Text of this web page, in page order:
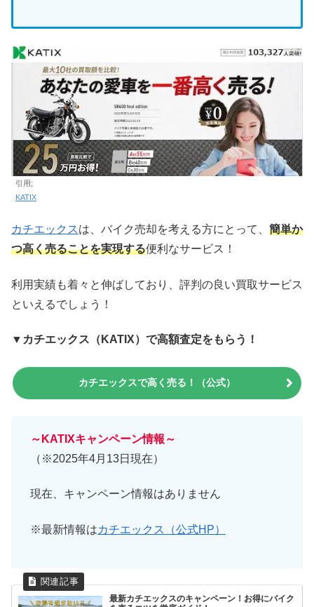
引用;
KATIX
カチエックスは、バイク売却を考える方にとって、 簡単か
つ高く売ることを実現する便利なサービス！
利用実績も着々と伸ばしており、評判の良い買取サービス
といえるでしょう！
▼カチエックス（KATIX）で高額査定をもらう！
カチエックスで高く売る！（公式）
～KATIXキャンペーン情報～
（※2025年4月13日現在）
現在、キャンペーン情報はありません
※最新情報はカチエックス（公式HP）
最新カチエックスのキャンペーン！お得にバイク